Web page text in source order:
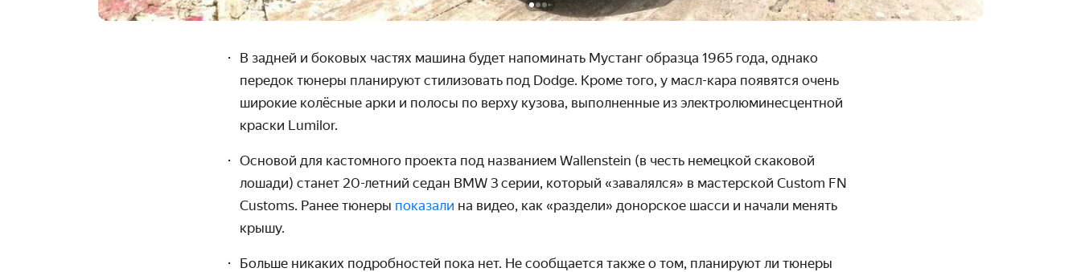
В задней и боковых частях машина будет напоминать Мустанг образца 1965 года, однако
передок тюнеры планируют стилизовать под Dodge. Кроме того, у масл-кара появятся очень
широкие колёсные арки и полосы по верху кузова, выполненные из электро­люминесцентной
краски Lumilor.
Основой для кастомного проекта под названием Wallenstein (в честь немецкой скаковой
лошади) станет 20-летний седан BMW 3 серии, который «завалялся» в мастерской Custom FN
Customs. Ранее тюнеры показали на видео, как «раздели» донорское шасси и начали менять
крышу.
Больше никаких подробностей пока нет. Не сообщается также о том, планируют ли тюнеры